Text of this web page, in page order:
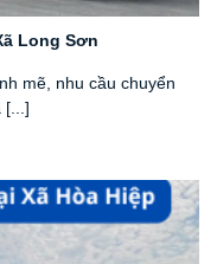
Long Sơn
mẽ, nhu cầu chuyển
[...]